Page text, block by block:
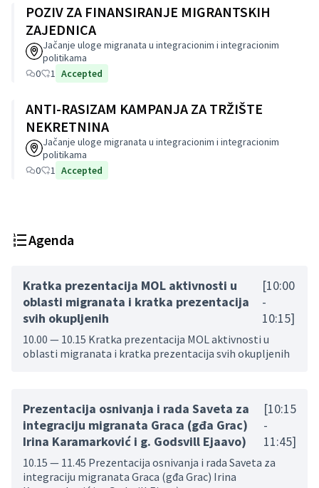
POZIV ZA FINANSIRANJE MIGRANTSKIH
ZAJEDNICA
Jačanje uloge migranata u integracionim i integracionim
politikama
0
1 Accepted
ANTI-RASIZAM KAMPANJA ZA TRŽIŠTE
NEKRETNINA
Jačanje uloge migranata u integracionim i integracionim
politikama
0
1 Accepted
Agenda
Kratka prezentacija MOL aktivnosti u
oblasti migranata i kratka prezentacija
svih okupljenih
[10:00
-
10:15]
10.00 — 10.15 Kratka prezentacija MOL aktivnosti u
oblasti migranata i kratka prezentacija svih okupljenih
Prezentacija osnivanja i rada Saveta za
integraciju migranata Graca (gđa Grac)
Irina Karamarković i g. Godsvill Ejaavo)
[10:15
-
11:45]
10.15 — 11.45 Prezentacija osnivanja i rada Saveta za
integraciju migranata Graca (gđa Grac) Irina